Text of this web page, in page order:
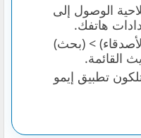
الوصول إلى
هاتفك.
> (بحث)
تطبيق إيمو